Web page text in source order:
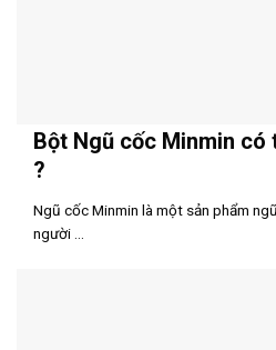
Bột Ngũ cốc Minmin có
?
Ngũ cốc Minmin là một sản phẩm
người ...